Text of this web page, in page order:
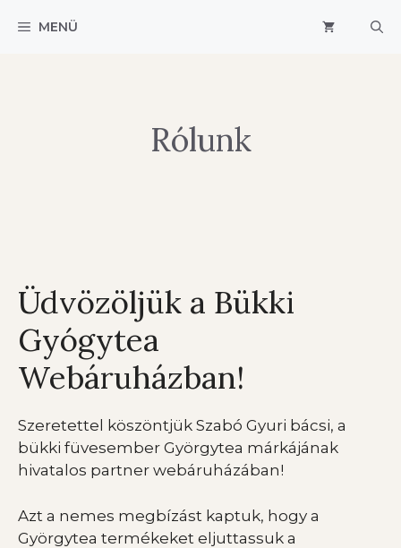
MENÜ
Rólunk
Üdvözöljük a Bükki
Gyógytea
Webáruházban!
Szeretettel köszöntjük Szabó Gyuri bácsi, a
bükki füvesember Györgytea márkájának
hivatalos partner webáruházában!
Azt a nemes megbízást kaptuk, hogy a
Györgytea termékeket eljuttassuk a